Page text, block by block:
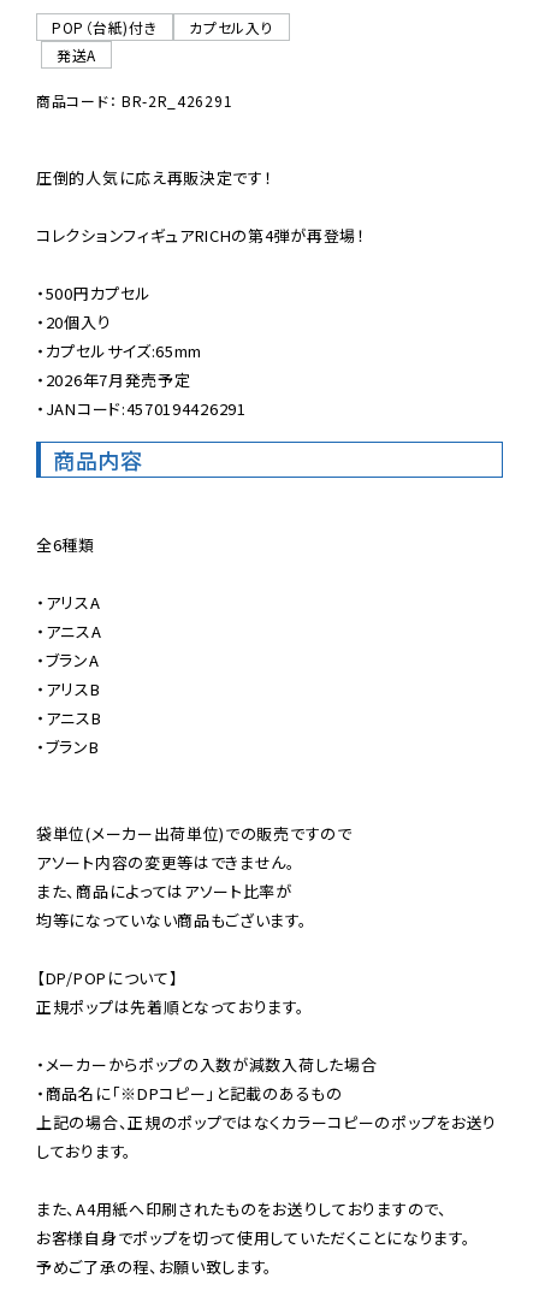
POP（台紙)付き
カプセル入り
発送A
商品コード： BR-2R_426291
圧倒的人気に応え再販決定です！
コレクションフィギュアRICHの第4弾が再登場！
・500円カプセル
・20個入り
・カプセルサイズ:65mm
・2026年7月発売予定
・JANコード:4570194426291
商品内容
全6種類
・アリスA
・アニスA
・ブランA
・アリスB
・アニスB
・ブランB
袋単位(メーカー出荷単位)での販売ですので
アソート内容の変更等はできません。
また、商品によってはアソート比率が
均等になっていない商品もございます。
【DP/POPについて】
正規ポップは先着順となっております。
・メーカーからポップの入数が減数入荷した場合
・商品名に「※DPコピー」と記載のあるもの
上記の場合、正規のポップではなくカラーコピーのポップをお送り
しております。
また、A4用紙へ印刷されたものをお送りしておりますので、
お客様自身でポップを切って使用していただくことになります。
予めご了承の程、お願い致します。